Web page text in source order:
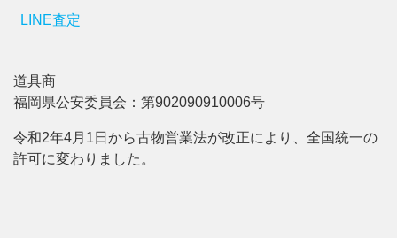
LINE査定
道具商
福岡県公安委員会：第902090910006号
令和2年4月1日から古物営業法が改正により、全国統一の
許可に変わりました。